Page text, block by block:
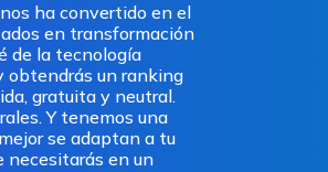
ha convertido en el
en transformación
de la tecnología
obtendrás un ranking
gratuita y neutral.
Y tenemos una
se adaptan a tu
necesitarás en un